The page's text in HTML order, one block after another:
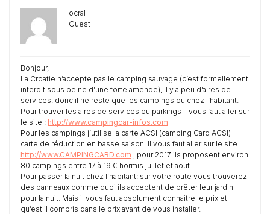
ocral
Guest
Bonjour,
La Croatie n’accepte pas le camping sauvage (c’est formellement
interdit sous peine d’une forte amende), il y a peu d’aires de
services, donc il ne reste que les campings ou chez l’habitant.
Pour trouver les aires de services ou parkings il vous faut aller sur
le site : http://www.campingcar-infos.com
Pour les campings j’utilise la carte ACSI (camping Card ACSI)
carte de réduction en basse saison. Il vous faut aller sur le site:
http://www.CAMPINGCARD.com , pour 2017 ils proposent environ
80 campings entre 17 à 19 € hormis juillet et aout.
Pour passer la nuit chez l’habitant: sur votre route vous trouverez
des panneaux comme quoi ils acceptent de prêter leur jardin
pour la nuit. Mais il vous faut absolument connaitre le prix et
qu’est il compris dans le prix avant de vous installer.